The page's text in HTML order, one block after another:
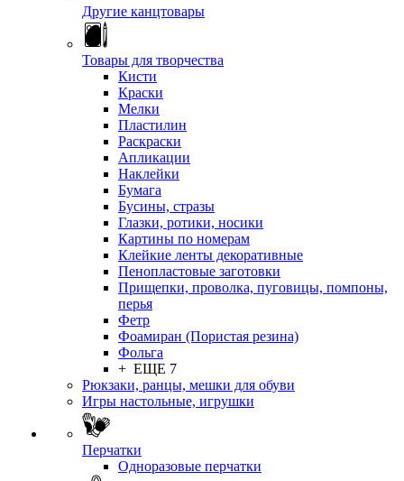
Другие канцтовары
Товары для творчества
Кисти
Краски
Мелки
Пластилин
Раскраски
Апликации
Наклейки
Бумага
Бусины, стразы
Глазки, ротики, носики
Картины по номерам
Клейкие ленты декоративные
Пенопластовые заготовки
Прищепки, проволка, пуговицы, помпоны,
перья
Фетр
Фоамиран (Пористая резина)
Фольга
+ ЕЩЕ 7
Рюкзаки, ранцы, мешки для обуви
Игры настольные, игрушки
Перчатки
Одноразовые перчатки